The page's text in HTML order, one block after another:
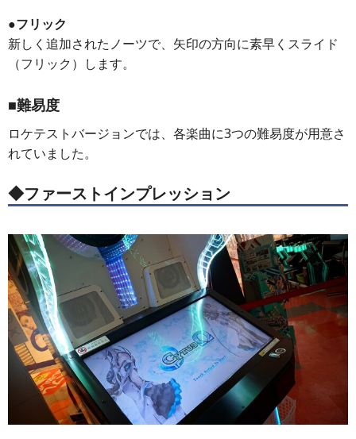
●フリック
新しく追加されたノーツで、矢印の方向に素早くスライド
（フリック）します。
■難易度
ロケテストバージョンでは、各楽曲に3つの難易度が用意さ
れていました。
◆ファーストインプレッション